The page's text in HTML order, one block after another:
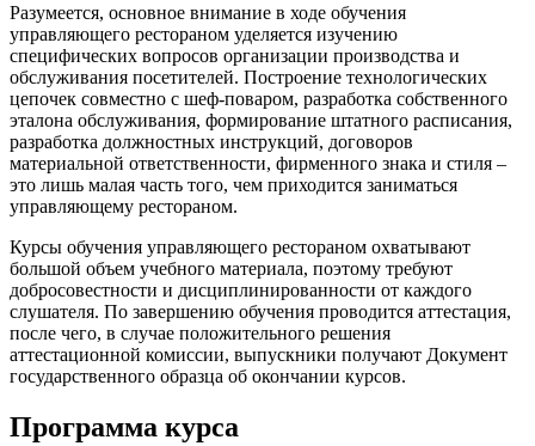
Разумеется, основное внимание в ходе обучения
управляющего рестораном уделяется изучению
специфических вопросов организации производства и
обслуживания посетителей. Построение технологических
цепочек совместно с шеф-поваром, разработка собственного
эталона обслуживания, формирование штатного расписания,
разработка должностных инструкций, договоров
материальной ответственности, фирменного знака и стиля –
это лишь малая часть того, чем приходится заниматься
управляющему рестораном.
Курсы обучения управляющего рестораном охватывают
большой объем учебного материала, поэтому требуют
добросовестности и дисциплинированности от каждого
слушателя. По завершению обучения проводится аттестация,
после чего, в случае положительного решения
аттестационной комиссии, выпускники получают Документ
государственного образца об окончании курсов.
Программа курса